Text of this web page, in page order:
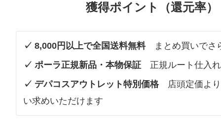
獲得ポイント（還元率）
✓ 8,000円以上で全国送料無料まとめ買いでさ
✓ ポーラ正規新品・本物保証 正規ルート仕入
✓ デパコスアウトレット特別価格店頭定価より
い求めいただけます